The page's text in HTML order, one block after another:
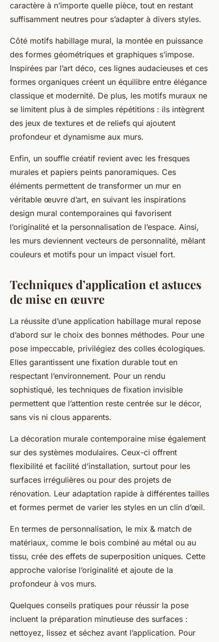
caractère à n’importe quelle pièce, tout en restant
suffisamment neutres pour s’adapter à divers styles.
Côté motifs habillage mural, la montée en puissance
des formes géométriques et graphiques s’impose.
Inspirées par l’art déco, ces lignes audacieuses et ces
formes organiques créent un équilibre entre élégance
classique et modernité. De plus, les motifs muraux ne
se limitent plus à de simples répétitions : ils intègrent
des jeux de textures et de reliefs qui ajoutent
profondeur et dynamisme aux murs.
Enfin, un souffle créatif revient avec les fresques
murales et papiers peints panoramiques. Ces
éléments permettent de transformer un mur en
véritable œuvre d’art, en suivant les inspirations
design mural contemporaines qui favorisent
l’originalité et la personnalisation de l’espace. Ainsi,
les murs deviennent vecteurs de personnalité, mêlant
couleurs et motifs pour un impact visuel fort.
Techniques d’application et astuces
de mise en œuvre
La réussite d’une application habillage mural repose
d’abord sur le choix des bonnes méthodes. Pour une
pose impeccable, privilégiez des colles écologiques.
Elles garantissent une fixation durable tout en
respectant l’environnement. Pour un rendu
sophistiqué, les techniques de fixation invisible
permettent que l’attention reste centrée sur le décor,
sans vis ni clous apparents.
La décoration murale contemporaine mise également
sur des systèmes modulaires. Ceux-ci offrent
flexibilité et facilité d’installation, surtout pour les
surfaces irrégulières ou pour des projets de
rénovation. Leur adaptation rapide à différentes tailles
et formes permet de varier les styles en un clin d’œil.
En termes de personnalisation, le mix & match de
matériaux, comme le bois combiné au métal ou au
tissu, crée des effets de superposition uniques. Cette
approche valorise l’originalité et ajoute de la
profondeur à vos murs.
Quelques conseils pratiques pour réussir la pose
incluent la préparation minutieuse des surfaces :
nettoyez, lissez et séchez avant l’application. Pour